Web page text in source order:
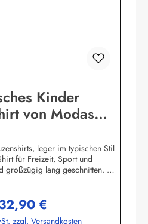
Kinder
von Modas
leger im typischen Stil
für Freizeit, Sport und
großzügig lang geschnitten. Die
Seitentaschen100%
gewirkt und angenehm auf der
Preis:
€
zzgl. Versandkosten